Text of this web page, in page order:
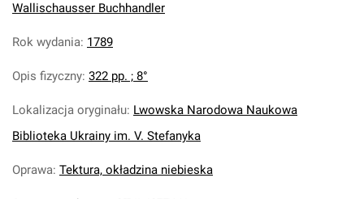
Wallischausser Buchhandler
Rok wydania: 1789
Opis fizyczny: 322 pp. ; 8°
Lokalizacja oryginału: Lwowska Narodowa Naukowa
Biblioteka Ukrainy im. V. Stefanyka
Oprawa: Tektura, okładzina niebieska